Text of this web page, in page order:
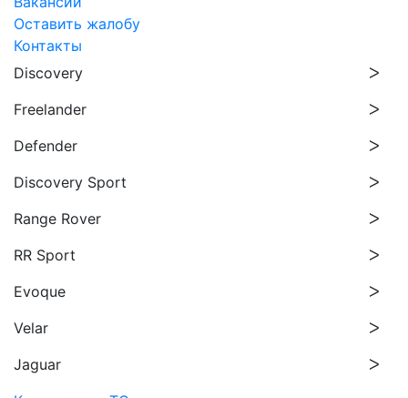
Оставить жалобу
Контакты
Discovery
Freelander
Defender
Discovery Sport
Range Rover
RR Sport
Evoque
Velar
Jaguar